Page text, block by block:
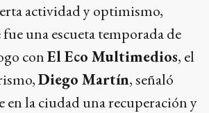
actividad y optimismo,
una escueta temporada de
conEl Eco Multimedios, el
Diego Martín, señaló
en la ciudad una recuperación y